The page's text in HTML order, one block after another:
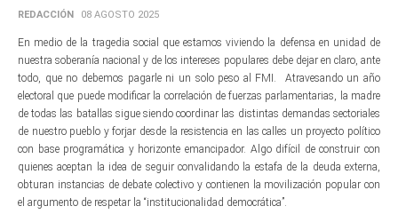
REDACCIÓN 08 AGOSTO 2025
En medio de la tragedia social que estamos viviendo la defensa en unidad de
nuestra soberanía nacional y de los intereses populares debe dejar en claro, ante
todo, que no debemos pagarle ni un solo peso al FMI. Atravesando un año
electoral que puede modificar la correlación de fuerzas parlamentarias, la madre
de todas las batallas sigue siendo coordinar las distintas demandas sectoriales
de nuestro pueblo y forjar desde la resistencia en las calles un proyecto político
con base programática y horizonte emancipador. Algo difícil de construir con
quienes aceptan la idea de seguir convalidando la estafa de la deuda externa,
obturan instancias de debate colectivo y contienen la movilización popular con
el argumento de respetar la “institucionalidad democrática”.